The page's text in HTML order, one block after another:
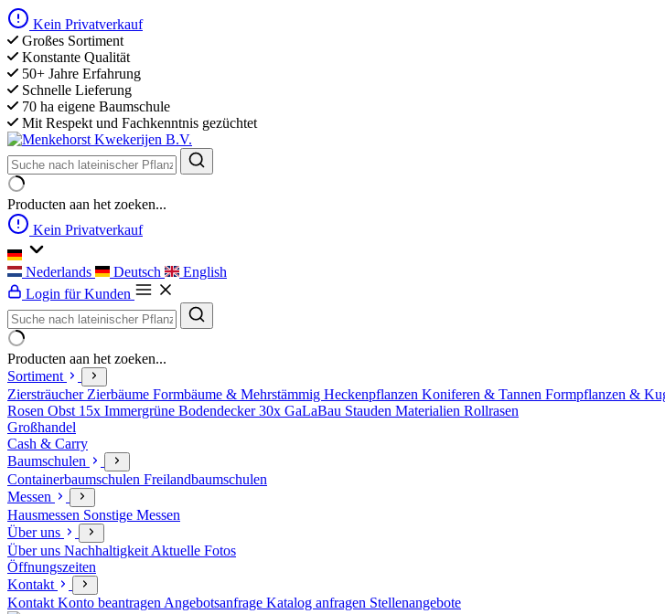
Kein Privatverkauf
Großes Sortiment
Konstante Qualität
50+ Jahre Erfahrung
Schnelle Lieferung
70 ha eigene Baumschule
Mit Respekt und Fachkenntnis gezüchtet
Producten aan het zoeken...
Kein Privatverkauf
Nederlands Deutsch
English
Login für Kunden
Producten aan het zoeken...
Sortiment
Ziersträucher Zierbäume Formbäume & Mehrstämmig Heckenpflanzen Koniferen & Tannen Formpflanzen &
Rosen Obst 15x Immergrüne Bodendecker30x GaLaBau Stauden Materialien Rollrasen
Großhandel
Cash & Carry
Baumschulen
Containerbaumschulen Freilandbaumschulen
Messen
Hausmessen Sonstige Messen
Über uns
Über uns Nachhaltigkeit Aktuelle Fotos
Öffnungszeiten
Kontakt
Kontakt Konto beantragen Angebotsanfrage Katalog anfragen Stellenangebote